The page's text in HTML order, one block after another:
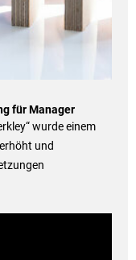
für Manager
wurde einem
und